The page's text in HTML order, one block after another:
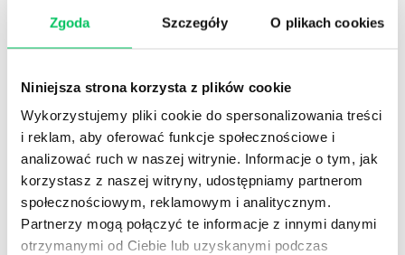
Zgoda Szczegóły O plikach cookies
Niniejsza strona korzysta z plików cookie
Wykorzystujemy pliki cookie do spersonalizowania treści
i reklam, aby oferować funkcje społecznościowe i
analizować ruch w naszej witrynie. Informacje o tym, jak
korzystasz z naszej witryny, udostępniamy partnerom
społecznościowym, reklamowym i analitycznym.
Partnerzy mogą połączyć te informacje z innymi danymi
otrzymanymi od Ciebie lub uzyskanymi podczas
zawodów.
Artykuły,Artykuły cd.,Prawo
Standardowe informacje z obszaru szkoleń.